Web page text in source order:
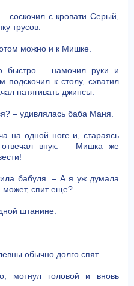
с кровати Серый,
трусов.
можно и к Мишке.
быстро – намочил руки и
подскочил к столу, схватил
натягивать джинсы.
– удивлялась баба Маня.
на одной ноге и, стараясь
отвечал внук. – Мишка же
бабуля. – А я уж думала
может, спит еще?
штанине:
обычно долго спят.
мотнул головой и вновь